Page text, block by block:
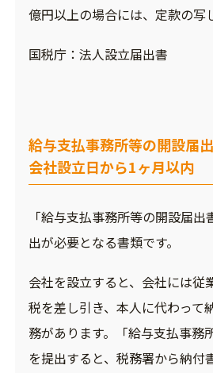
億円以上の場合には、定款の写
国税庁： 法人設立届出書
給与支払事務所等の開設届
会社設立日から1ヶ月以内
「給与支払事務所等の開設届
出が必要となる書類です。
会社を設立すると、会社には従
税を差し引き、本人に代わって
務があります。「給与支払事務
を提出すると、税務署から納付